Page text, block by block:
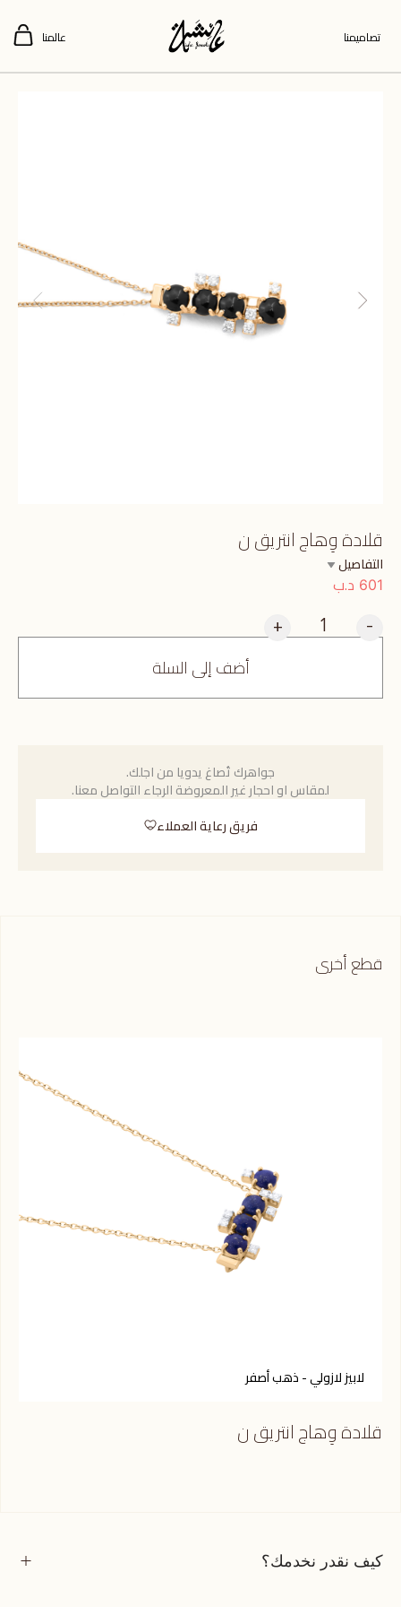
تصاميمنا عالمنا
قلادة وِهاج انتريق ن
التفاصيل
601 د.ب
-
+
أضف إلى السلة
جواهرك تُصاغ يدويا من اجلك.
لمقاس او احجار غير المعروضة الرجاء التواصل معنا.
فريق رعاية العملاء
قطع أخرى
لابيز لازولي - ذهب أصفر
قلادة وِهاج انتريق ن
كيف نقدر نخدمك؟